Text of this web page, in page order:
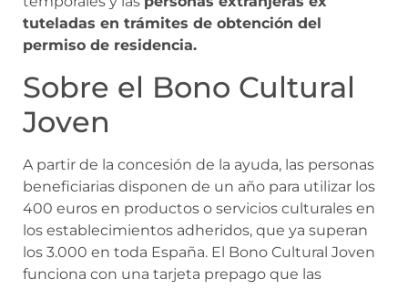
tuteladas en trámites de obtención del
permiso de residencia.
Sobre el Bono Cultural
Joven
A partir de la concesión de la ayuda, las personas
beneficiarias disponen de un año para utilizar los
400 euros en productos o servicios culturales en
los establecimientos adheridos, que ya superan
los 3.000 en toda España. El Bono Cultural Joven
funciona con una tarjeta prepago que las